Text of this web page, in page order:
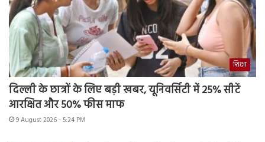
शिक्षा
दिल्ली के छात्रों के लिए बड़ी खबर, यूनिवर्सिटी में 25% सीटें
आरक्षित और 50% फीस माफ
9 August 2026 - 5:24 PM